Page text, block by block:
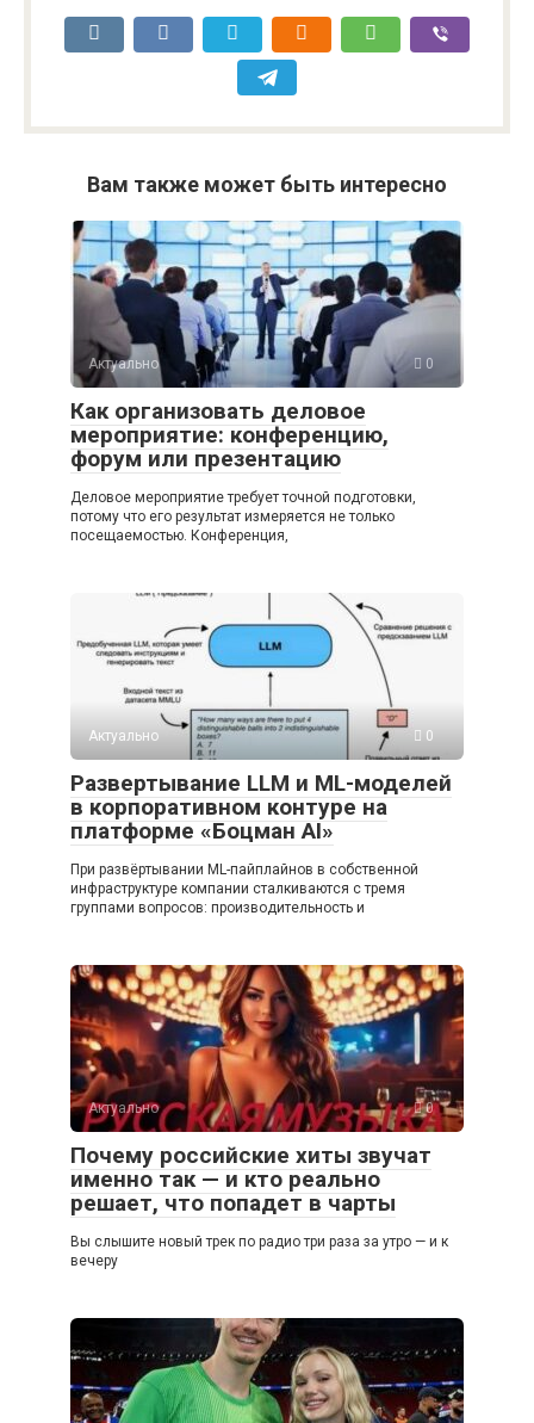
Вам также может быть интересно
Актуально 0
Как организовать деловое
мероприятие: конференцию,
форум или презентацию
Деловое мероприятие требует точной подготовки,
потому что его результат измеряется не только
посещаемостью. Конференция,
Актуально 0
Развертывание LLM и ML-моделей
в корпоративном контуре на
платформе «Боцман AI»
При развёртывании ML-пайплайнов в собственной
инфраструктуре компании сталкиваются с тремя
группами вопросов: производительность и
Актуально 0
Почему российские хиты звучат
именно так — и кто реально
решает, что попадет в чарты
Вы слышите новый трек по радио три раза за утро — и к
вечеру